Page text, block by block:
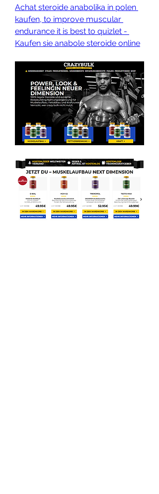
Achat steroide anabolika in polen
kaufen, to improve muscular
endurance it is best to quizlet -
Kaufen sie anabole steroide online